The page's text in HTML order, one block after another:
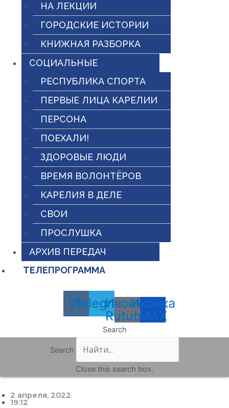
НА ЛЕКЦИИ
ГОРОДСКИЕ ИСТОРИИ
КНИЖНАЯ РАЗБОРКА
СОЦИАЛЬНЫЕ
РЕСПУБЛИКА СПОРТА
ПЕРВЫЕ ЛИЦА КАРЕЛИИ
ПЕРСОНА
ПОЕХАЛИ!
ЗДОРОВЫЕ ЛЮДИ
ВРЕМЯ ВОЛОНТЁРОВ
КАРЕЛИЯ В ДЕЛЕ
СВОИ
ПРОСЛУШКА
АРХИВ ПЕРЕДАЧ
ТЕЛЕПРОГРАММА
Vk
Telegram
Иконка
Rutube
Иконка
MAX
Search
Search
Close this search box.
2 апреля, 2022
19:12